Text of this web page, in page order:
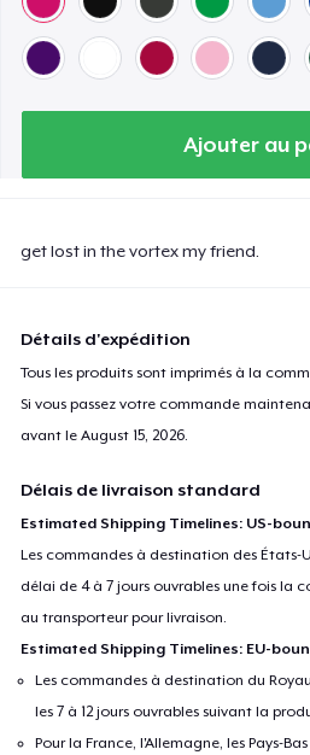
Ajouter au
get lost in the vortex my friend.
Détails d'expédition
Tous les produits sont imprimés à la
Si vous passez votre commande
avant leAugust 15, 2026
Délais de livraison standard
Estimated Shipping Timelines: US-
Les commandes à destination des États-
délai de 4 à 7 jours ouvrables une fois la
au transporteur pour livraison.
Estimated Shipping Timelines: EU-
Les commandes à destination du
les 7 à 12 jours ouvrables suivant la
Pour la France, l'Allemagne, les Pays-